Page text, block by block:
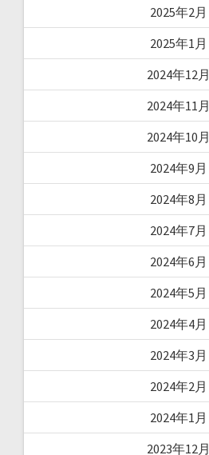
2025年2月
2025年1月
2024年12月
2024年11月
2024年10月
2024年9月
2024年8月
2024年7月
2024年6月
2024年5月
2024年4月
2024年3月
2024年2月
2024年1月
2023年12月